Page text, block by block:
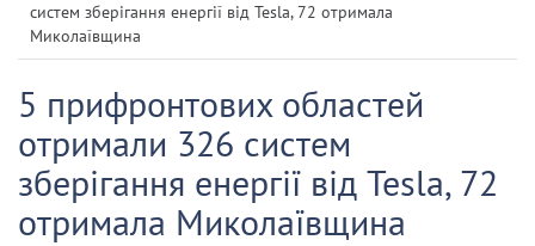
систем зберігання енергії від Tesla, 72 отримала
Миколаївщина
5 прифронтових областей
отримали 326 систем
зберігання енергії від Tesla, 72
отримала Миколаївщина